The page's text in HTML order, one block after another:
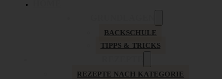
BACKSCHULE
TIPPS & TRICKS
REZEPTE NACH KATEGORIE